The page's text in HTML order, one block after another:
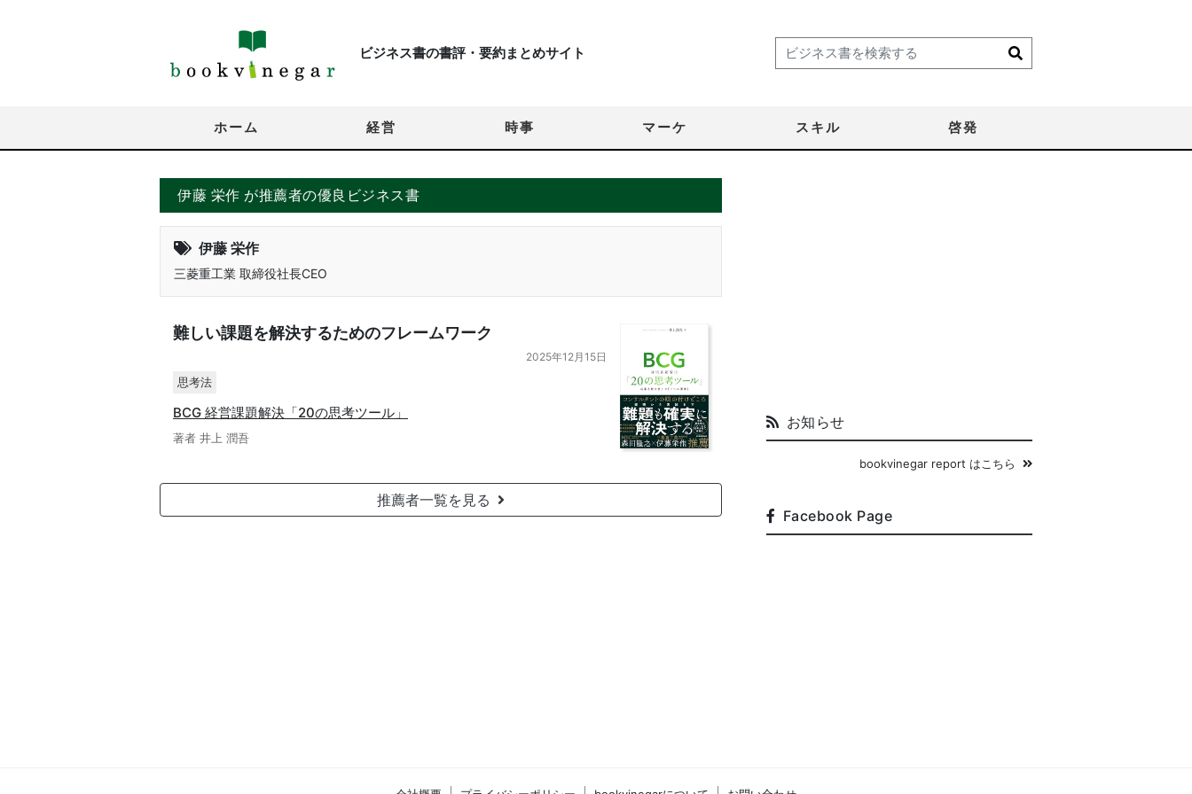
ビジネス書の書評・要約まとめサイト
ホーム 経営 時事 マーケ スキル 啓発
伊藤 栄作 が推薦者の優良ビジネス書
伊藤 栄作
三菱重工業 取締役社長CEO
難しい課題を解決するためのフレームワーク
2025年12月15日
思考法
BCG 経営課題解決「20の思考ツール」
著者 井上 潤吾
推薦者一覧を見る
お知らせ
bookvinegar report はこちら
Facebook Page